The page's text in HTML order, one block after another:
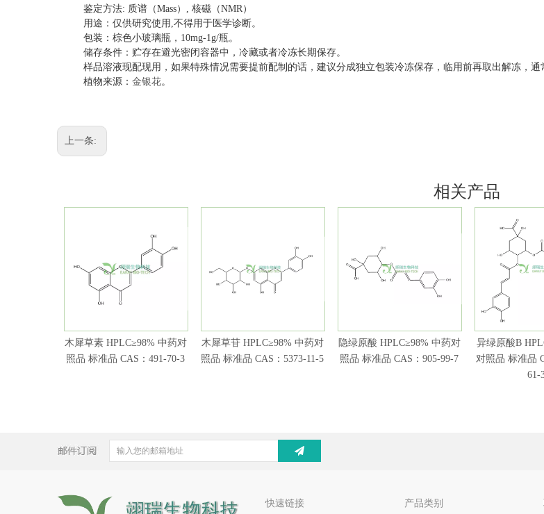
鉴定方法: 质谱（Mass）, 核磁（NMR）
用途：仅供研究使用 ,不得用于医学诊断。
包装：棕色小玻璃瓶， 10mg-1g/瓶。
储存条件：贮存在避光密闭容器中，冷藏或者冷冻长期保存。
样品溶液现配现用，如果特殊情况需要提前配制的话，建议分成独立包装冷冻保存，临用前再取出解冻，通
植物来源： 金银花。
上一条:
相关产品
木犀草素 HPLC≥98% 中药对
照品 标准品 CAS：491-70-3
木犀草苷 HPLC≥98% 中药对
照品 标准品 CAS：5373-11-5
隐绿原酸 HPLC≥98% 中药对
照品 标准品 CAS：905-99-7
异绿原酸B
对照品 标准品
61-
快速链接 产品类别